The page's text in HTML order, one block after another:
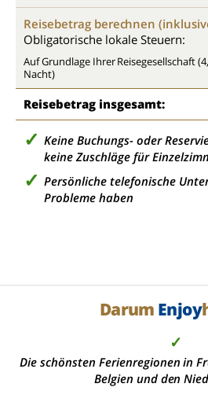
Reisebetrag berechnen
Obligatorische lokale Steuern:
Auf Grundlage Ihrer Reisegesellschaft
Nacht)
Reisebetrag insgesamt:
Keine Buchungs- oder
keine Zuschläge für
Persönliche telefonische
Probleme haben
Darum Enjoy
✓
Die schönsten Ferienregionen in
Belgien und den